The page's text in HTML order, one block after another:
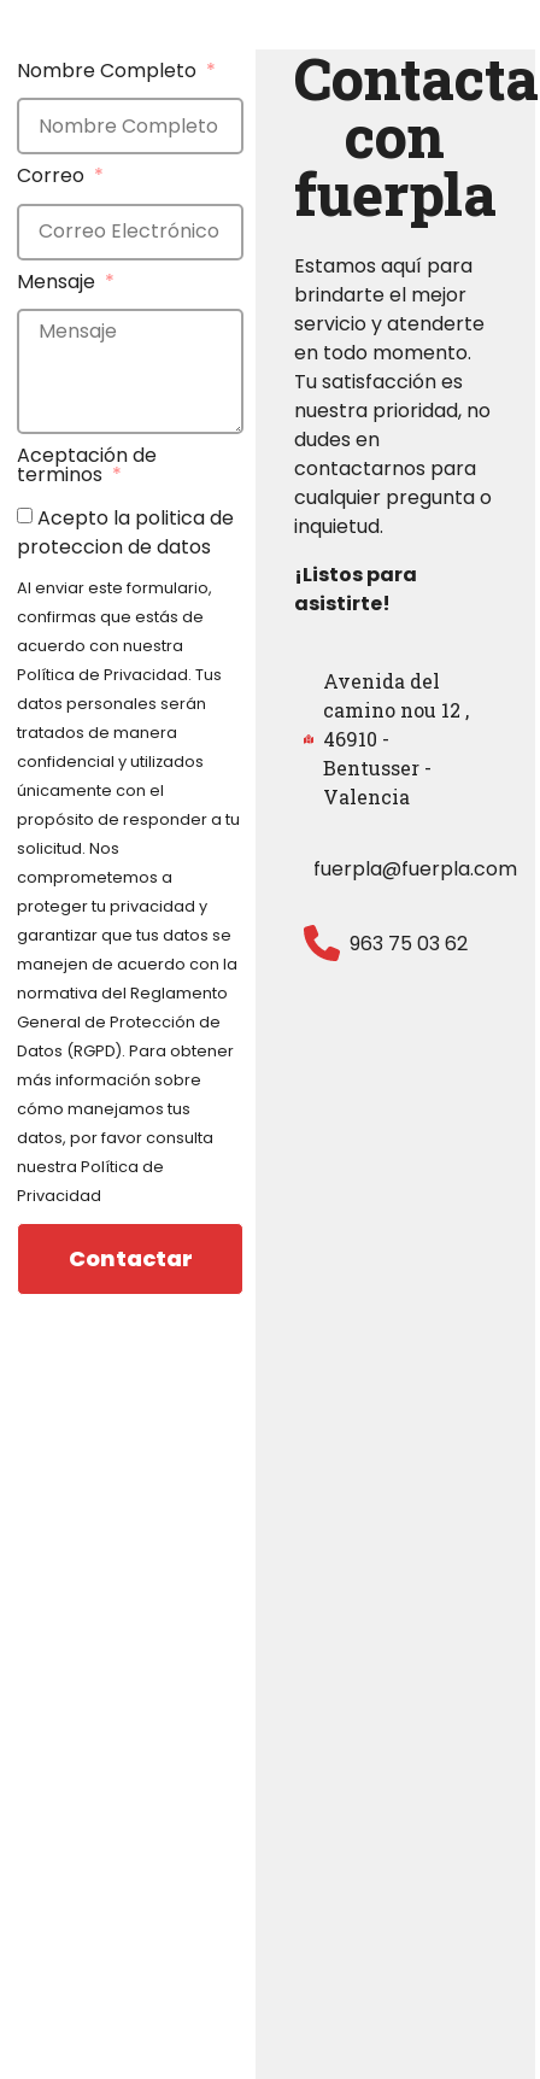
Nombre Completo
Correo
Mensaje
Aceptación de
terminos
Acepto la politica de
proteccion de datos
Al enviar este formulario,
confirmas que estás de
acuerdo con nuestra
Política de Privacidad. Tus
datos personales serán
tratados de manera
confidencial y utilizados
únicamente con el
propósito de responder a tu
solicitud. Nos
comprometemos a
proteger tu privacidad y
garantizar que tus datos se
manejen de acuerdo con la
normativa del Reglamento
General de Protección de
Datos (RGPD). Para obtener
más información sobre
cómo manejamos tus
datos, por favor consulta
nuestra Política de
Privacidad
Contactar
con
fuerpla
Estamos aquí para
brindarte el mejor
servicio y atenderte
en todo momento.
Tu satisfacción es
nuestra prioridad, no
dudes en
contactarnos para
cualquier pregunta o
inquietud.
¡Listos para
asistirte!
Avenida del
camino nou 12 ,
46910 -
Bentusser -
Valencia
fuerpla@fuerpla.com
963 75 03 62